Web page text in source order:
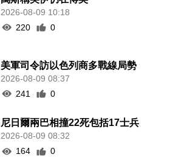
2026-08-09 10:18
220
0
美軍司令訪以色列商多戰線局勢
2026-08-09 08:37
241
0
尼日爾兩巴相撞22死包括17士兵
2026-08-09 08:32
164
0